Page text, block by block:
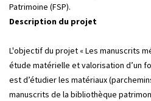
Patrimoine (FSP).
Description du projet
L'objectif du projet « Les manuscrits
étude matérielle et valorisation d’un
est d’étudier les matériaux
manuscrits de la bibliothèque